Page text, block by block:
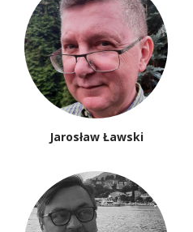
Jarosław Ławski